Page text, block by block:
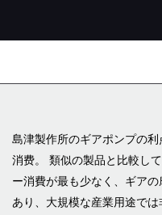
島津製作所のギアポンプの
消费。 類似の製品と比較し
ー消費が最も少なく、ギア
あり、大規模な産業用途で